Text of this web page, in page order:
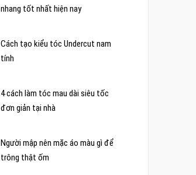
nhang tốt nhất hiện nay
Cách tạo kiểu tóc Undercut nam
tính
4 cách làm tóc mau dài siêu tốc
đơn giản tại nhà
Người mập nên mặc áo màu gì để
trông thật ốm